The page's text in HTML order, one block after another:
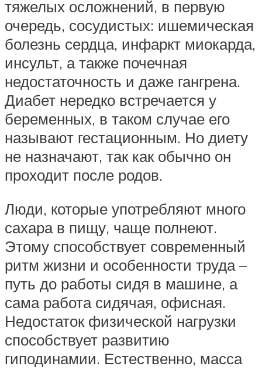
тяжелых осложнений, в первую
очередь, сосудистых: ишемическая
болезнь сердца, инфаркт миокарда,
инсульт, а также почечная
недостаточность и даже гангрена.
Диабет нередко встречается у
беременных, в таком случае его
называют гестационным. Но диету
не назначают, так как обычно он
проходит после родов.
Люди, которые употребляют много
сахара в пищу, чаще полнеют.
Этому способствует современный
ритм жизни и особенности труда –
путь до работы сидя в машине, а
сама работа сидячая, офисная.
Недостаток физической нагрузки
способствует развитию
гиподинамии. Естественно, масса